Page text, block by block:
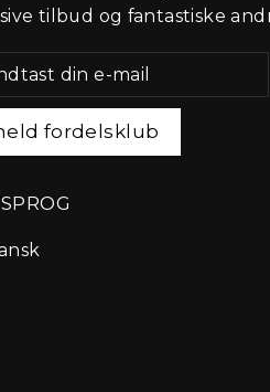
tilbud og fantastiske
fordelsklub